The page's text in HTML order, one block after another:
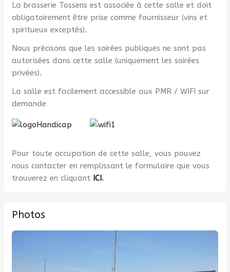
La brasserie Tossens est associée à cette salle et doit
obligatoirement être prise comme fournisseur (vins et
spiritueux exceptés).
Nous précisons que les soirées publiques ne sont pas
autorisées dans cette salle (uniquement les soirées
privées).
La salle est facilement accessible aux PMR / WIFI sur
demande
Pour toute occupation de cette salle, vous pouvez
nous contacter en remplissant le formulaire que vous
trouverez en cliquant ICI .
Photos